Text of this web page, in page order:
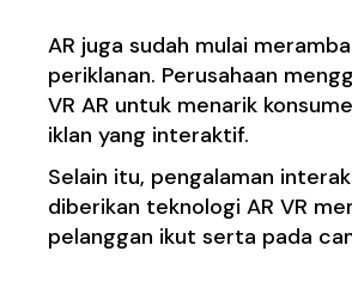
AR juga sudah mulai
periklanan. Perusahaan
VR AR untuk menarik
iklan yang interaktif.
Selain itu, pengalaman
diberikan teknologi AR VR
pelanggan ikut serta pada